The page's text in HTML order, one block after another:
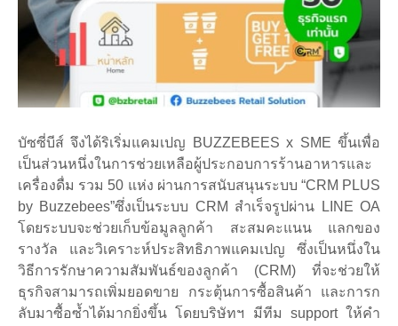
บัซซี่บีส์ จึงได้ริเริ่มแคมเปญ BUZZEBEES x SME ขึ้นเพื่อ
เป็นส่วนหนึ่งในการช่วยเหลือผู้ประกอบการร้านอาหารและ
เครื่องดื่ม รวม 50 แห่ง ผ่านการสนับสนุนระบบ “CRM PLUS
by Buzzebees”ซึ่งเป็นระบบ CRM สำเร็จรูปผ่าน LINE OA
โดยระบบจะช่วยเก็บข้อมูลลูกค้า สะสมคะแนน แลกของ
รางวัล และวิเคราะห์ประสิทธิภาพแคมเปญ ซึ่งเป็นหนึ่งใน
วิธีการรักษาความสัมพันธ์ของลูกค้า (CRM) ที่จะช่วยให้
ธุรกิจสามารถเพิ่มยอดขาย กระตุ้นการซื้อสินค้า และการก
ลับมาซื้อซ้ำได้มากยิ่งขึ้น โดยบริษัทฯ มีทีม support ให้คำ